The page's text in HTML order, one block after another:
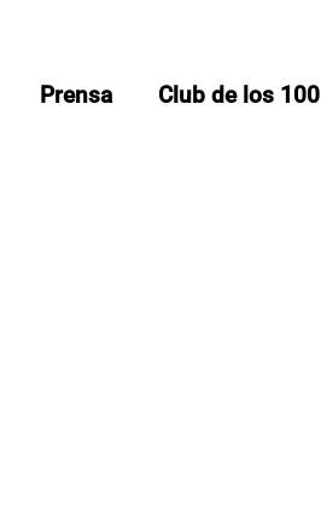
Prensa Club de los 100